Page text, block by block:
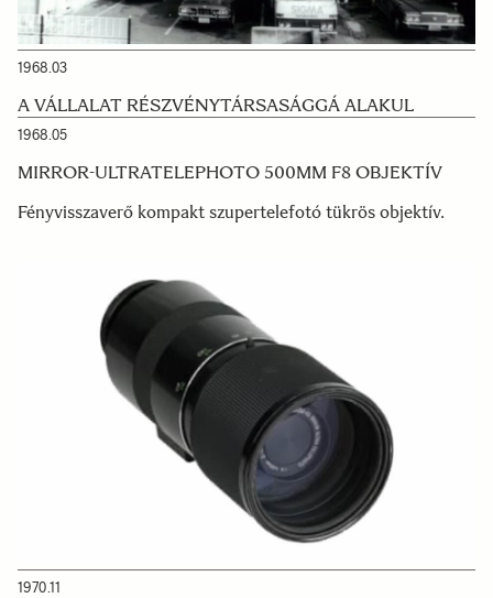
1968.03
A VÁLLALAT RÉSZVÉNYTÁRSASÁGGÁ ALAKUL
1968.05
MIRROR-ULTRATELEPHOTO 500MM F8 OBJEKTÍV
Fényvisszaverő kompakt szupertelefotó tükrös objektív.
1970.11